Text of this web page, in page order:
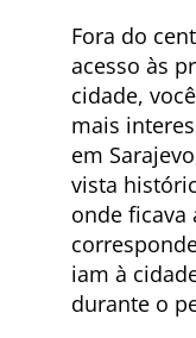
Fora do
acesso às
cidade,
mais
em
vista
onde ficava
iam à
durante o